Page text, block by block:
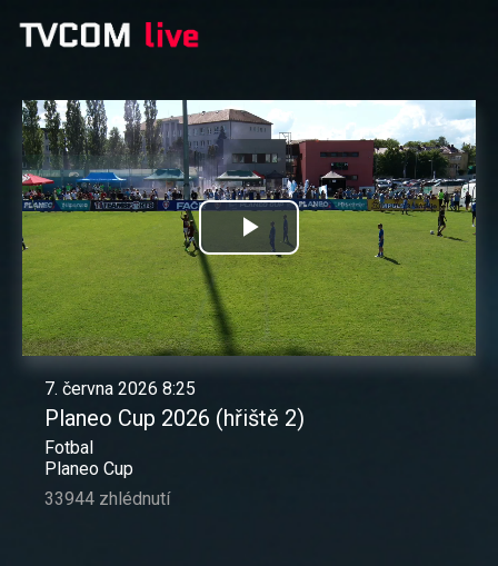
Přehrát
video
7. června 2026 8:25
Planeo Cup 2026 (hřiště 2)
Fotbal
Planeo Cup
33944 zhlédnutí